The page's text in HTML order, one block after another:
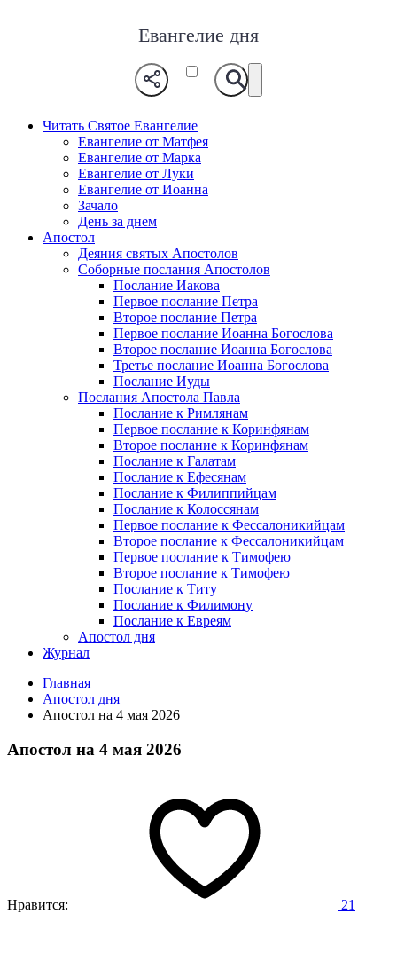
Евангелие дня
Читать Святое Евангелие
Евангелие от Матфея
Евангелие от Марка
Евангелие от Луки
Евангелие от Иоанна
Зачало
День за днем
Апостол
Деяния святых Апостолов
Соборные послания Апостолов
Послание Иакова
Первое послание Петра
Второе послание Петра
Первое послание Иоанна Богослова
Второе послание Иоанна Богослова
Третье послание Иоанна Богослова
Послание Иуды
Послания Апостола Павла
Послание к Римлянам
Первое послание к Коринфянам
Второе послание к Коринфянам
Послание к Галатам
Послание к Ефесянам
Послание к Филиппийцам
Послание к Колоссянам
Первое послание к Фессалоникийцам
Второе послание к Фессалоникийцам
Первое послание к Тимофею
Второе послание к Тимофею
Послание к Титу
Послание к Филимону
Послание к Евреям
Апостол дня
Журнал
Главная
Апостол дня
Апостол на 4 мая 2026
Апостол на 4 мая 2026
Нравится: 21